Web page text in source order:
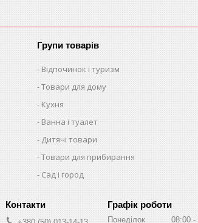
Групи товарів
Відпочинок і туризм
Товари для дому
Кухня
Ванна і туалет
Дитячі товари
Товари для прибирання
Сад і город
Графік роботи
Понеділок 08:00